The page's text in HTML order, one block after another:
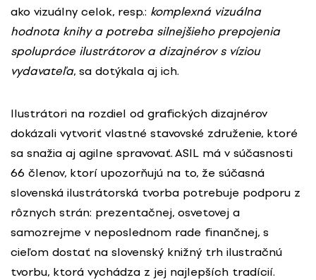
ako vizuálny celok, resp.: komplexná vizuálna
hodnota knihy a potreba silnejšieho prepojenia
spolupráce ilustrátorov a dizajnérov s víziou
vydavateľa, sa dotýkala aj ich.
Ilustrátori na rozdiel od grafických dizajnérov
dokázali vytvoriť vlastné stavovské združenie, ktoré
sa snažia aj agilne spravovať. ASIL má v súčasnosti
66 členov, ktorí upozorňujú na to, že súčasná
slovenská ilustrátorská tvorba potrebuje podporu z
rôznych strán: prezentačnej, osvetovej a
samozrejme v neposlednom rade finančnej, s
cieľom dostať na slovenský knižný trh ilustračnú
tvorbu, ktorá vychádza z jej najlepších tradícií.